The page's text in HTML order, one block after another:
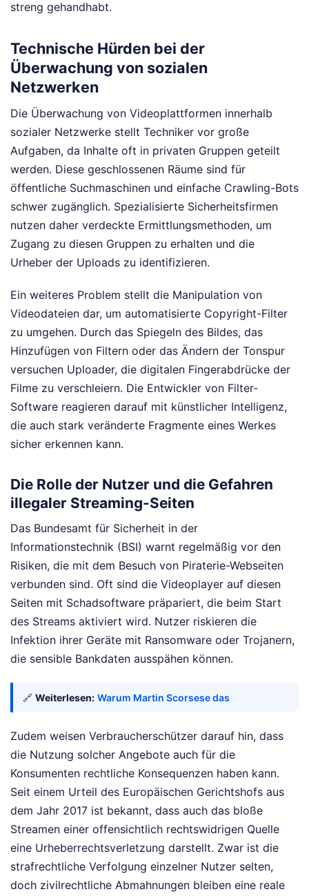
streng gehandhabt.
Technische Hürden bei der
Überwachung von sozialen
Netzwerken
Die Überwachung von Videoplattformen innerhalb
sozialer Netzwerke stellt Techniker vor große
Aufgaben, da Inhalte oft in privaten Gruppen geteilt
werden. Diese geschlossenen Räume sind für
öffentliche Suchmaschinen und einfache Crawling-Bots
schwer zugänglich. Spezialisierte Sicherheitsfirmen
nutzen daher verdeckte Ermittlungsmethoden, um
Zugang zu diesen Gruppen zu erhalten und die
Urheber der Uploads zu identifizieren.
Ein weiteres Problem stellt die Manipulation von
Videodateien dar, um automatisierte Copyright-Filter
zu umgehen. Durch das Spiegeln des Bildes, das
Hinzufügen von Filtern oder das Ändern der Tonspur
versuchen Uploader, die digitalen Fingerabdrücke der
Filme zu verschleiern. Die Entwickler von Filter-
Software reagieren darauf mit künstlicher Intelligenz,
die auch stark veränderte Fragmente eines Werkes
sicher erkennen kann.
Die Rolle der Nutzer und die Gefahren
illegaler Streaming-Seiten
Das Bundesamt für Sicherheit in der
Informationstechnik (BSI) warnt regelmäßig vor den
Risiken, die mit dem Besuch von Piraterie-Webseiten
verbunden sind. Oft sind die Videoplayer auf diesen
Seiten mit Schadsoftware präpariert, die beim Start
des Streams aktiviert wird. Nutzer riskieren die
Infektion ihrer Geräte mit Ransomware oder Trojanern,
die sensible Bankdaten ausspähen können.
🔗 Weiterlesen: Warum Martin Scorsese das
Zudem weisen Verbraucherschützer darauf hin, dass
die Nutzung solcher Angebote auch für die
Konsumenten rechtliche Konsequenzen haben kann.
Seit einem Urteil des Europäischen Gerichtshofs aus
dem Jahr 2017 ist bekannt, dass auch das bloße
Streamen einer offensichtlich rechtswidrigen Quelle
eine Urheberrechtsverletzung darstellt. Zwar ist die
strafrechtliche Verfolgung einzelner Nutzer selten,
doch zivilrechtliche Abmahnungen bleiben eine reale